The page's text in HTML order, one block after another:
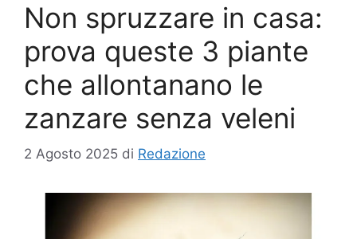
Non spruzzare in casa:
prova queste 3 piante
che allontanano le
zanzare senza veleni
2 Agosto 2025 di Redazione